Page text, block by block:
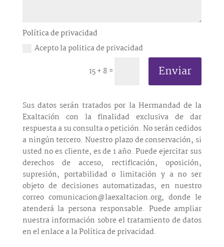
Política de privacidad
Acepto la politica de privacidad
15 + 8 = Enviar
Sus datos serán tratados por la Hermandad de la
Exaltación con la finalidad exclusiva de dar
respuesta a su consulta o petición. No serán cedidos
a ningún tercero. Nuestro plazo de conservación, si
usted no es cliente, es de 1 año. Puede ejercitar sus
derechos de acceso, rectificación, oposición,
supresión, portabilidad o limitación y a no ser
objeto de decisiones automatizadas, en nuestro
correo comunicacion@laexaltacion.org, donde le
atenderá la persona responsable. Puede ampliar
nuestra información sobre el tratamiento de datos
en el enlace a la Política de privacidad.